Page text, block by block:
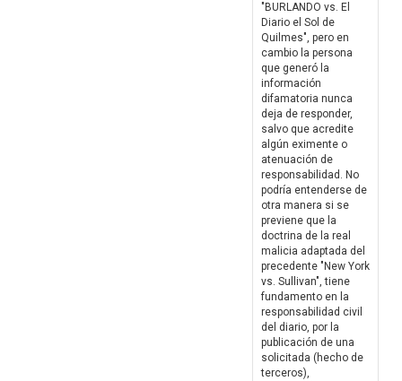
"BURLANDO vs. El
Diario el Sol de
Quilmes", pero en
cambio la persona
que generó la
información
difamatoria nunca
deja de responder,
salvo que acredite
algún eximente o
atenuación de
responsabilidad. No
podría entenderse de
otra manera si se
previene que la
doctrina de la real
malicia adaptada del
precedente "New York
vs. Sullivan", tiene
fundamento en la
responsabilidad civil
del diario, por la
publicación de una
solicitada (hecho de
terceros),